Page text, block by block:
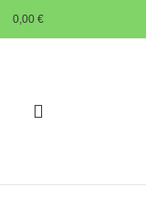
0,00 €